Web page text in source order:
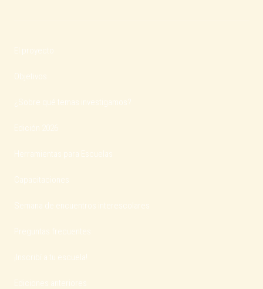
El proyecto
Objetivos
¿Sobre qué temas investigamos?
Edición 2026
Herramientas para Escuelas
Capacitaciones
Semana de encuentros interescolares
Preguntas frecuentes
¡Inscribí a tu escuela!
Ediciones anteriores